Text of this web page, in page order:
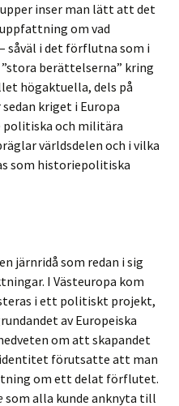
inser man lätt att det
om vad
såväl i det förflutna som i
berättelserna” kring
högaktuella, dels på
kriget i Europa
politiska och militära
världsdelen och i vilka
som historiepolitiska
järnridå som redan i sig
I Västeuropa kom
i ett politiskt projekt,
av Europeiska
om att skapandet
förutsatte att man
om ett delat förflutet.
som alla kunde anknyta till